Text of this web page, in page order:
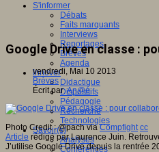
S'informer
Débats
Faits marquants
Interviews
Reportages
Brèves
Agenda
Innover
Didactique
Dispositifs
Pédagogie
Recherche
Technologies
Savoir(s)
Analyses
Conférences
Google Drive en classe :
vendredi, Mai 10 2013
Brèves
Écrit parAn@é
Photo Credit : @pach viaCompfight cc
Article rédigé par Laurence Juin.
J’utilise Google Drive depuis la rentrée